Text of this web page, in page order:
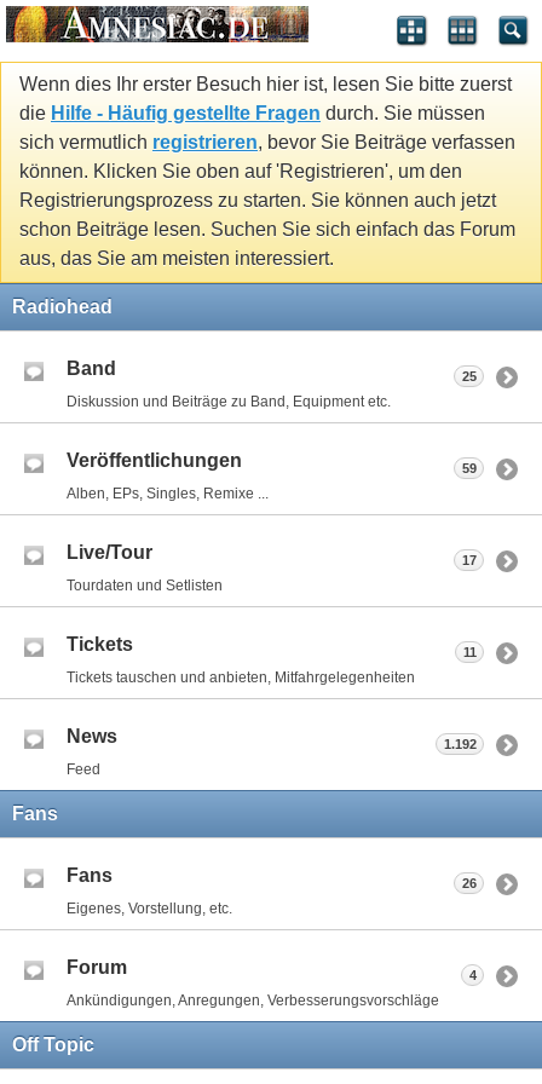
Wenn dies Ihr erster Besuch hier ist, lesen Sie bitte zuerst
die Hilfe - Häufig gestellte Fragen durch. Sie müssen
sich vermutlich registrieren, bevor Sie Beiträge verfassen
können. Klicken Sie oben auf 'Registrieren', um den
Registrierungsprozess zu starten. Sie können auch jetzt
schon Beiträge lesen. Suchen Sie sich einfach das Forum
aus, das Sie am meisten interessiert.
Radiohead
Band
Diskussion und Beiträge zu Band, Equipment etc.
25
Veröffentlichungen
Alben, EPs, Singles, Remixe ...
59
Live/Tour
Tourdaten und Setlisten
17
Tickets
Tickets tauschen und anbieten, Mitfahrgelegenheiten
11
News
Feed
1.192
Fans
Fans
Eigenes, Vorstellung, etc.
26
Forum
Ankündigungen, Anregungen, Verbesserungsvorschläge
4
Off Topic